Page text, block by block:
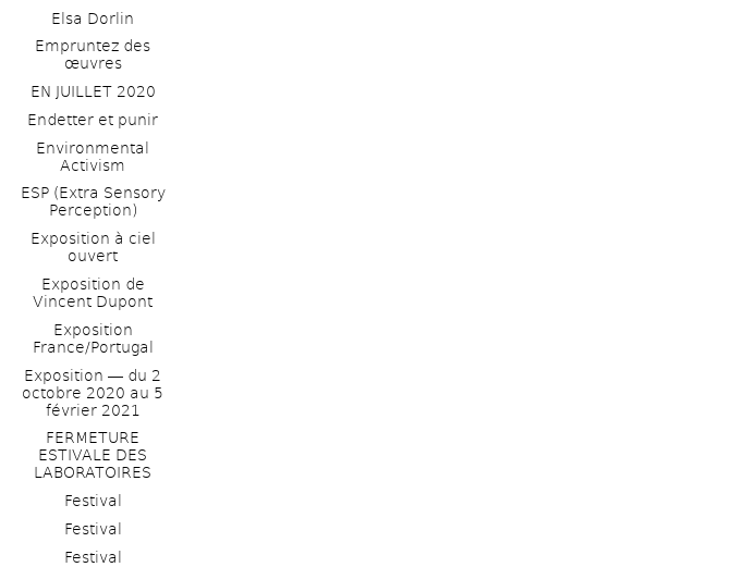
Elsa Dorlin
Empruntez des
œuvres
EN JUILLET 2020
Endetter et punir
Environmental
Activism
ESP (Extra Sensory
Perception)
Exposition à ciel
ouvert
Exposition de
Vincent Dupont
Exposition
France/Portugal
Exposition ― du 2
octobre 2020 au 5
février 2021
FERMETURE
ESTIVALE DES
LABORATOIRES
Festival
Festival
Festival